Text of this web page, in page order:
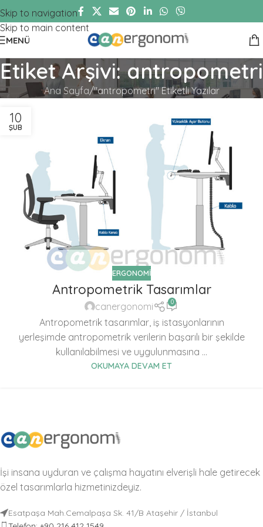
Skip to navigation
Skip to main content
MENÜ
Etiket Arşivi: antropometri
Ana Sayfa "antropometri" Etiketli Yazılar
10
ŞUB
ERGONOMI
Antropometrik Tasarımlar
canergonomi 0
Antropometrik tasarımlar, iş istasyonlarının
yerleşimde antropometrik verilerin başarılı bir şekilde
kullanılabilmesi ve uygulunmasına ...
OKUMAYA DEVAM ET
İşi insana uyduran ve çalışma hayatını elverişli hale getirecek
özel tasarımlarla hizmetinizdeyiz.
Esatpaşa Mah.Cemalpaşa Sk. 41/B Ataşehir / İstanbul